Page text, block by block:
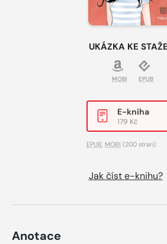
UKÁZKA KE
MOBI EPUB
E-kniha
179 Kč
EPUB, MOBI (200 stran)
Jak číst e-knihu?
Anotace